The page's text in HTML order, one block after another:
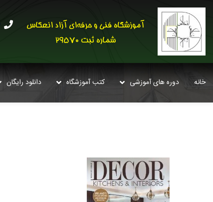
آموزشگاه فنی و حرفه‌ای آزاد انعکاس
شماره ثبت 29570
خانه دوره های آموزشی کتب آموزشگاه دانلود رایگان